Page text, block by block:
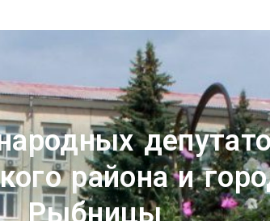
района и
Рыбницы